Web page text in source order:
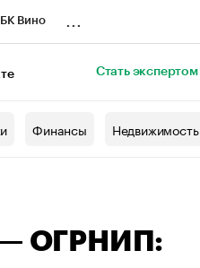
Вино
Стать экспертом
Финансы Недвижимость
— ОГРНИП: